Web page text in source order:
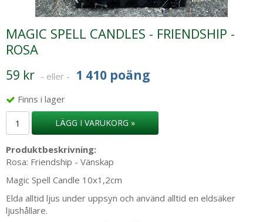
MAGIC SPELL CANDLES - FRIENDSHIP -
ROSA
59 kr - eller - 1 410 poäng
Finns i lager
LÄGG I VARUKORG »
Produktbeskrivning:
Rosa: Friendship - Vänskap
Magic Spell Candle 10x1,2cm
Elda alltid ljus under uppsyn och använd alltid en eldsäker
ljushållare.